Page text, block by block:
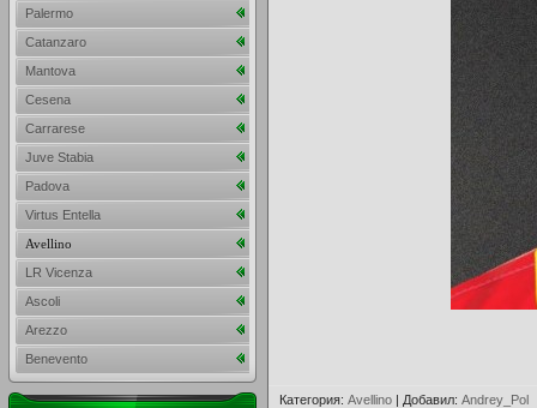
Категория: Avellino | Добавил: Andrey_Pol
Palermo
Catanzaro
Mantova
Cesena
Carrarese
Juve Stabia
Padova
Virtus Entella
Avellino
LR Vicenza
Ascoli
Arezzo
Benevento